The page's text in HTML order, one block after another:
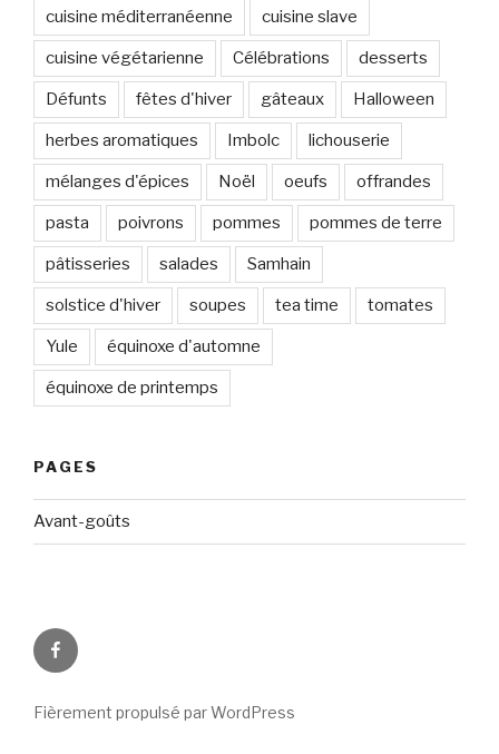
cuisine méditerranéenne cuisine slave
cuisine végétarienne Célébrations desserts
Défunts fêtes d'hiver gâteaux Halloween
herbes aromatiques Imbolc lichouserie
mélanges d'épices Noël oeufs offrandes
pasta poivrons pommes pommes de terre
pâtisseries salades Samhain
solstice d'hiver soupes tea time tomates
Yule équinoxe d'automne
équinoxe de printemps
PAGES
Avant-goûts
Circadismes
sur
Fièrement propulsé par WordPress